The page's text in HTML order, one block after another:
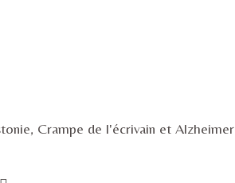
Crampe de l'écrivain et Alzheimer